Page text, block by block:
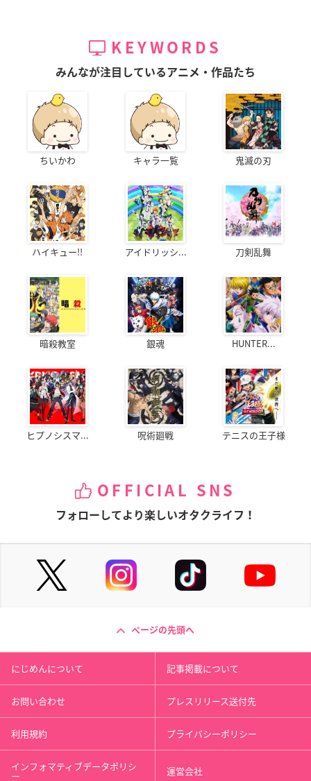
KEYWORDS
みんなが注目しているアニメ・作品たち
ちいかわ キャラ一覧 鬼滅の刃
ハイキュー!! アイドリッシ... 刀剣乱舞
暗殺教室 銀魂 HUNTER...
ヒプノシスマ... 呪術廻戦 テニスの王子様
OFFICIAL SNS
フォローしてより楽しいオタクライフ！
ページの先頭へ
にじめんについて 記事掲載について
お問い合わせ プレスリリース送付先
利用規約 プライバシーポリシー
インフォマティブデータポリシ
ー 運営会社